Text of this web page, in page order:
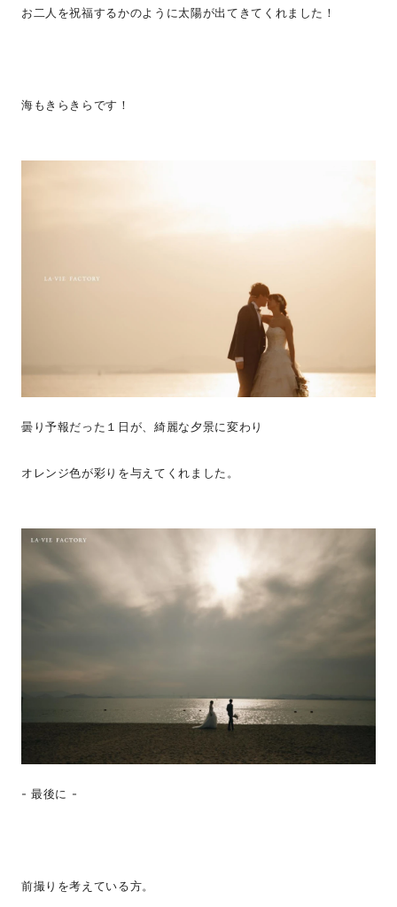
お二人を祝福するかのように太陽が出てきてくれました！
海もきらきらです！
曇り予報だった１日が、綺麗な夕景に変わり
オレンジ色が彩りを与えてくれました。
- 最後に -
前撮りを考えている方。